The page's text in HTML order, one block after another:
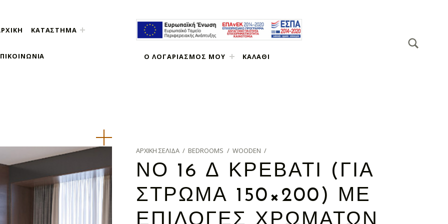
ΚΑΤΆΣΤΗΜΑ
Ο ΛΟΓΑΡΙΑΣΜΌΣ ΜΟΥ ΚΑΛΆΘΙ
Search for:
ΑΡΧΙΚΉ ΣΕΛΊΔΑ / BEDROOMS / WOODEN /
ΝΟ 16 Δ ΚΡΕΒΆΤΙ (ΓΙΑ
ΣΤΡΏΜΑ 150×200) ΜΕ